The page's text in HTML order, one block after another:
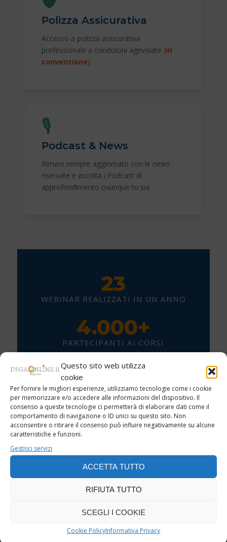
Questo sito web utilizza
cookie
Per fornire le migliori esperienze, utilizziamo tecnologie come i cookie
per memorizzare e/o accedere alle informazioni del dispositivo. Il
consenso a queste tecnologie ci permetterà di elaborare dati come il
comportamento di navigazione o ID unici su questo sito. Non
acconsentire o ritirare il consenso può influire negativamente su alcune
caratteristiche e funzioni.
Gestisci servizi
ACCETTA TUTTO
RIFIUTA TUTTO
SCEGLI I COOKIE
Cookie PolicyInformativa Privacy
Polizza Assicurativa
Accesso a polizza assicurativa
professionale a condizioni agevolate (in
convenzione).
🎙️
Podcast & News
Rimani sempre aggiornato con le news
riservate e ascolta i Podcast di
approfondimento ovunque tu sia.
23
WEBINAR REALIZZATI IN UN ANNO
4.000+
PARTECIPANTI AI CORSI
6
EVENTI NAZIONALI (MIM, ANAC, CONSIP)
39
INCONTRI A FIERA DIDACTA
ISCRIVITI IN 2
PASSAGGI